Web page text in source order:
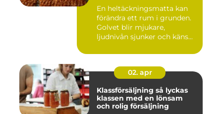
En heltäckningsmatta kan
förändra ett rum i grunden.
Golvet blir mjukare,
ljudnivån sjunker och käns...
02. apr
Klassförsäljning så lyckas
klassen med en lönsam
och rolig försäljning